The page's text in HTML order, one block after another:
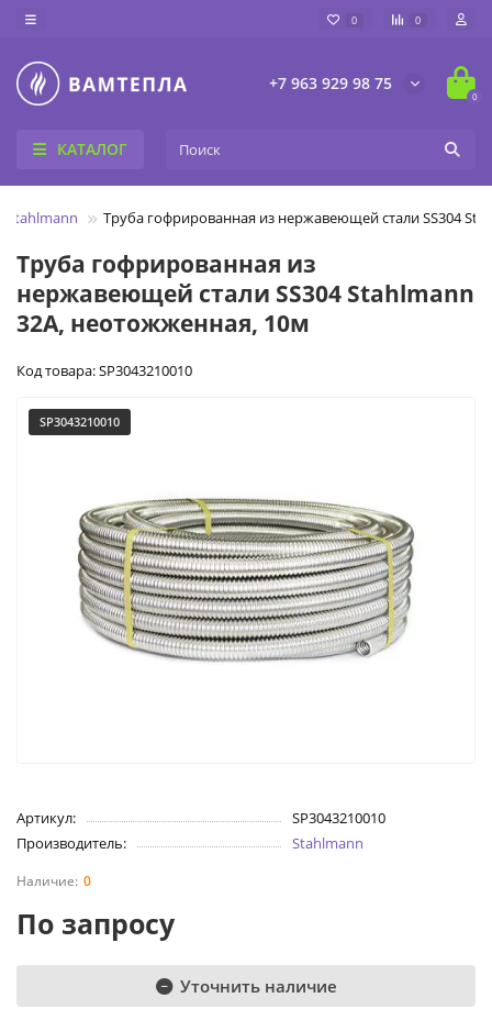
0 0
+7 963 929 98 75
0
КАТАЛОГ
Stahlmann Труба гофрированная из нержавеющей стали SS304
Труба гофрированная из
нержавеющей стали SS304 Stahlmann
32А, неотожженная, 10м
Код товара: SP3043210010
SP3043210010
Артикул:
SP3043210010
Производитель:
Stahlmann
0
По запросу
Уточнить наличие